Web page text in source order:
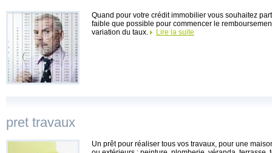
Quand pour votre crédit immobilier vous souhaitez
faible que possible pour commencer le
variation du taux.
Lire la suite
pret travaux
Un prêt pour réaliser tous vos travaux, pour une